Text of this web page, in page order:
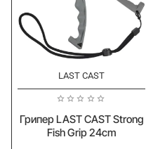
ОЧАКВАЙТЕ
LAST CAST
Грипер LAST CAST Strong
Fish Grip 24cm